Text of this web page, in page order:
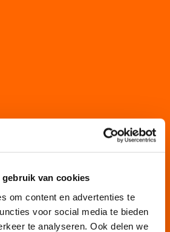
gebruik van cookies
om content en advertenties te
voor social media te bieden
te analyseren. Ook delen we
Werf
View
Amsterdam